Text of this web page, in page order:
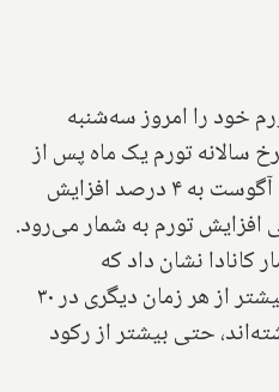
خود را امروز سه‌شنبه
سالانه تورم یک ماه پس از
۳.۳ درصدی ماه جولای، در ماه آگوست به ۴ درصد افزایش
افزایش تورم به شمار می‌رود.
کانادا نشان داد که
کانادایی‌ها در آگوست ۲۰۲۳، بیشتر از هر زمان دیگری در ۳۰
حتی بیشتر از رکود